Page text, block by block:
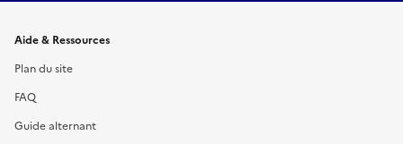
Informations et liens du site
Aide & Ressources
Plan du site
FAQ
Guide alternant